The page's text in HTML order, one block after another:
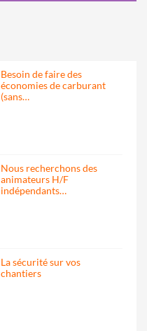
Besoin de faire des
économies de carburant
(sans…
Nous recherchons des
animateurs H/F
indépendants…
La sécurité sur vos
chantiers